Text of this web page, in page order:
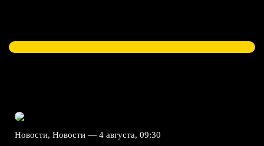
Новости, Новости — 4 августа, 09:30